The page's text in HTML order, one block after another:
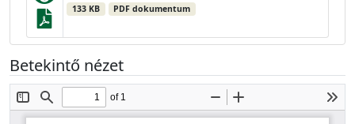
133 KB PDF dokumentum
Betekintő nézet